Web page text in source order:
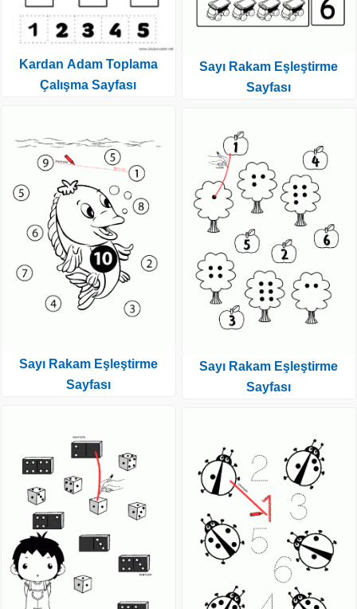
Kardan Adam Toplama
Çalışma Sayfası
Sayı Rakam Eşleştirme
Sayfası
Sayı Rakam Eşleştirme
Sayfası
Sayı Rakam Eşleştirme
Sayfası